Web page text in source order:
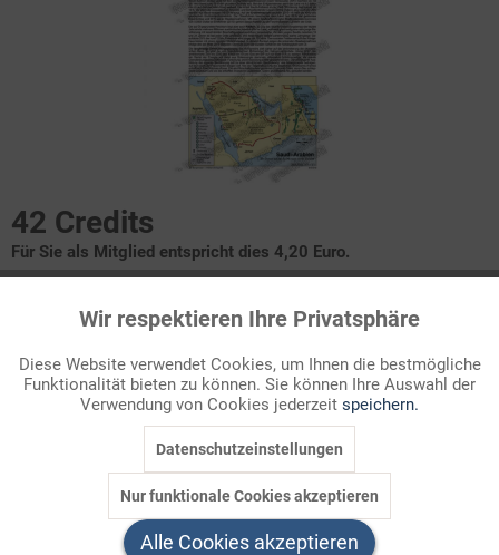
42 Credits
Für Sie als Mitglied entspricht dies 4,20 Euro.
Infografik Nr. 873010
Die Wirtschaft Saudi-Arabiens
Mit einer Fläche von 2,15 Mio qkm nimmt das Königreich Saudi-
Arabien den größten Teil der Arabischen Halbinsel ein. Das Land
ist weithin von Wüsten und ve ...
Welchen Download brauchen Sie?
Funktionale Aktiv
Marketing Inaktiv
Inaktiv
Wir respektieren Ihre Privatsphäre
Diese Website verwendet Cookies, um Ihnen die bestmögliche
Funktionalität bieten zu können. Sie können Ihre Auswahl der
Verwendung von Cookies jederzeit speichern.
Datenschutzeinstellungen
Nur funktionale Cookies akzeptieren
Alle Cookies akzeptieren